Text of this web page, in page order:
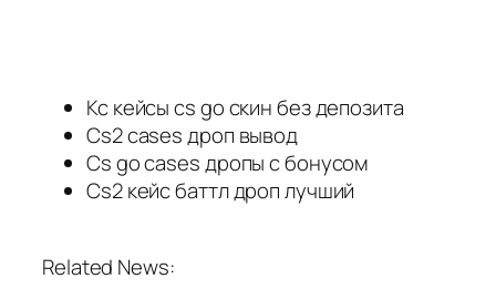
Кс кейсы cs go скин без депозита
Cs2 cases дроп вывод
Cs go cases дропы с бонусом
Cs2 кейс баттл дроп лучший
Related News: